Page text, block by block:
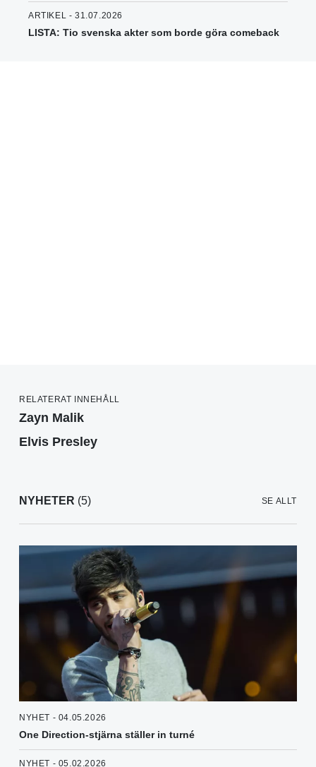
ARTIKEL - 31.07.2026
LISTA: Tio svenska akter som borde göra comeback
RELATERAT INNEHÅLL
Zayn Malik
Elvis Presley
NYHETER (5) SE ALLT
NYHET - 04.05.2026
One Direction-stjärna ställer in turné
NYHET - 05.02.2026